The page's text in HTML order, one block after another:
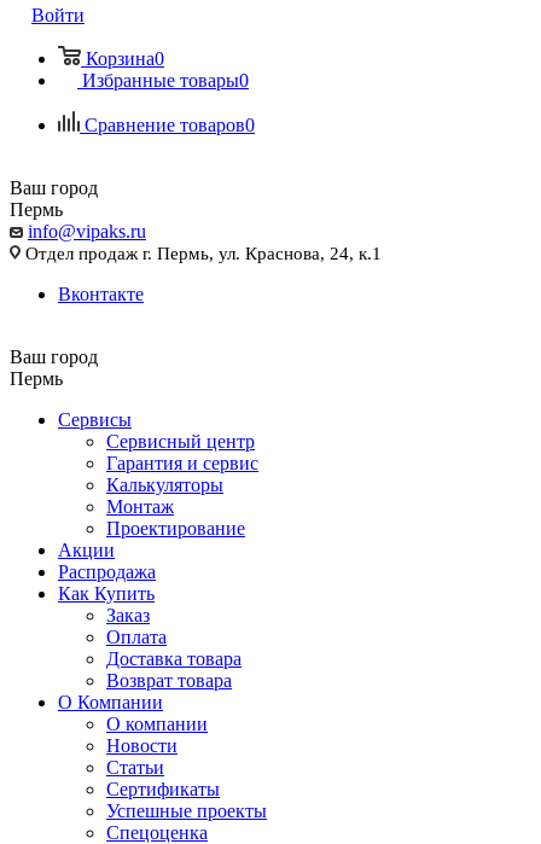
Войти
Корзина0
Избранные товары0
Сравнение товаров0
Ваш город
Пермь
info@vipaks.ru
Отдел продаж г. Пермь, ул. Краснова, 24, к.1
Вконтакте
Ваш город
Пермь
Сервисы
Сервисный центр
Гарантия и сервис
Калькуляторы
Монтаж
Проектирование
Акции
Распродажа
Как Купить
Заказ
Оплата
Доставка товара
Возврат товара
О Компании
О компании
Новости
Статьи
Сертификаты
Успешные проекты
Спецоценка